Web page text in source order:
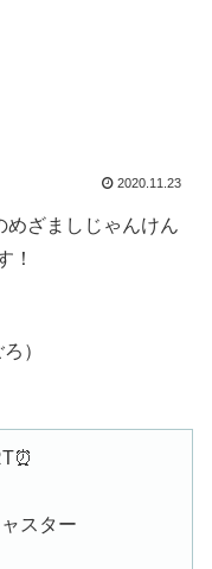
2020.11.23
めざましじゃんけん
！
）
スター